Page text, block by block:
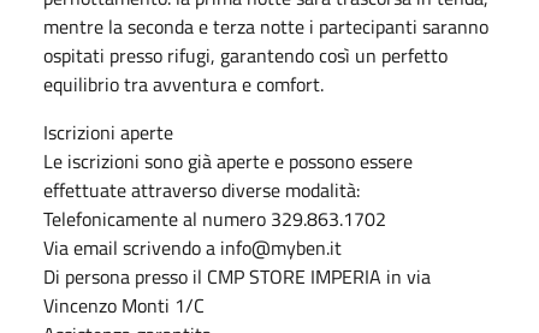
mentre la seconda e terza notte i partecipanti saranno
ospitati presso rifugi, garantendo così un perfetto
equilibrio tra avventura e comfort.
Iscrizioni aperte
Le iscrizioni sono già aperte e possono essere
effettuate attraverso diverse modalità:
Telefonicamente al numero 329.863.1702
Via email scrivendo a info@myben.it
Di persona presso il CMP STORE IMPERIA in via
Vincenzo Monti 1/C